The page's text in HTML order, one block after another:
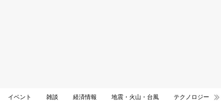
イベント 雑談 経済情報 地震・火山・台風 テクノロジー